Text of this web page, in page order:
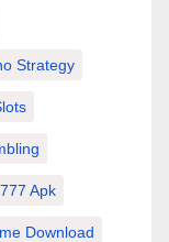
Strategy
Apk
Download